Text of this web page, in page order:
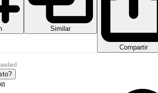
Similar
Compartir